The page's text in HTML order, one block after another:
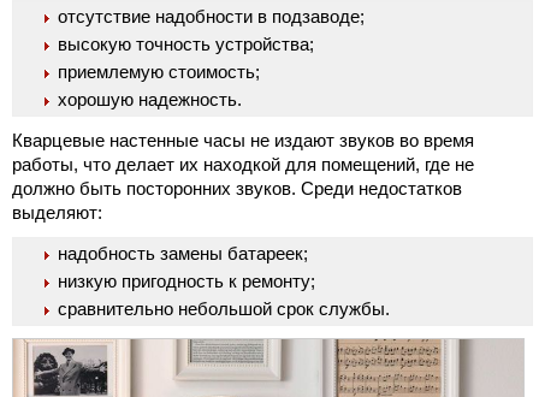
отсутствие надобности в подзаводе;
высокую точность устройства;
приемлемую стоимость;
хорошую надежность.
Кварцевые настенные часы не издают звуков во время
работы, что делает их находкой для помещений, где не
должно быть посторонних звуков. Среди недостатков
выделяют:
надобность замены батареек;
низкую пригодность к ремонту;
сравнительно небольшой срок службы.